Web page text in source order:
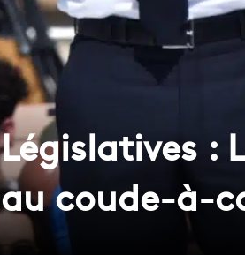
Législatives :
au coude-à-